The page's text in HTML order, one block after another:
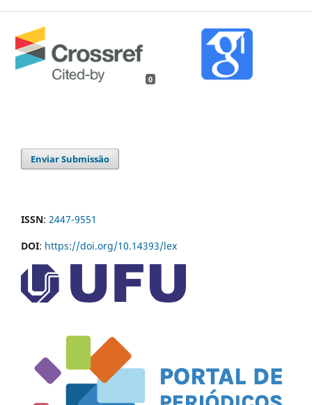
0
Enviar Submissão
ISSN: 2447-9551
DOI: https://doi.org/10.14393/lex